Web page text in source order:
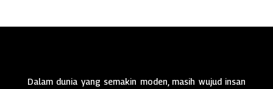
Dalam dunia yang semakin moden, masih wujud insan